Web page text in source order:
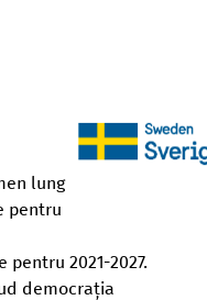
lung
pentru
2021-2027.
democrația